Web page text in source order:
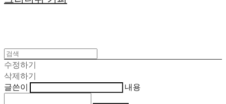
수정하기
삭제하기
글쓴이
내용